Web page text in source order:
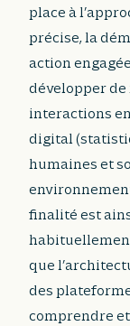
place à
précise, la
action
développer de
interactions
digital
humaines et
finalité est
que
des
comprendre